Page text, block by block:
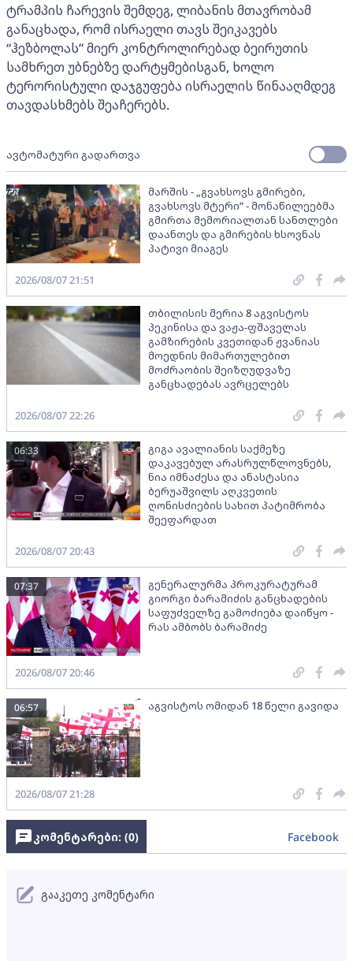
ტრამპის ჩარევის შემდეგ, ლიბანის მთავრობამ
განაცხადა, რომ ისრაელი თავს შეიკავებს
“ჰეზბოლას” მიერ კონტროლირებად ბეირუთის
სამხრეთ უბნებზე დარტყმებისგან, ხოლო
ტერორისტული დაჯგუფება ისრაელის წინააღმდეგ
თავდასხმებს შეაჩერებს.
ავტომატური გადართვა
მარშის - „გვახსოვს გმირები,
გვახსოვს მტერი” - მონაწილეებმა
გმირთა მემორიალთან სანთლები
დაანთეს და გმირების ხსოვნას
პატივი მიაგეს
2026/08/07 21:51
თბილისის მერია 8 აგვისტოს
პეკინისა და ვაჟა-ფშაველას
გამზირების კვეთიდან ჟვანიას
მოედნის მიმართულებით
მოძრაობის შეიზღუდვაზე
განცხადებას ავრცელებს
2026/08/07 22:26
გიგა ავალიანის საქმეზე
დაკავებულ არასრულწლოვნებს,
ნია იმნაძესა და ანასტასია
ბერუაშვილს აღკვეთის
ღონისძიების სახით პატიმრობა
შეეფარდათ
06:33
2026/08/07 20:43
გენერალურმა პროკურატურამ
გიორგი ბარამიძის განცხადების
საფუძველზე გამოძიება დაიწყო -
რას ამბობს ბარამიძე
07:37
2026/08/07 20:46
აგვისტოს ომიდან 18 წელი გავიდა
06:57
2026/08/07 21:28
კომენტარები: (0) Facebook
გააკეთე კომენტარი